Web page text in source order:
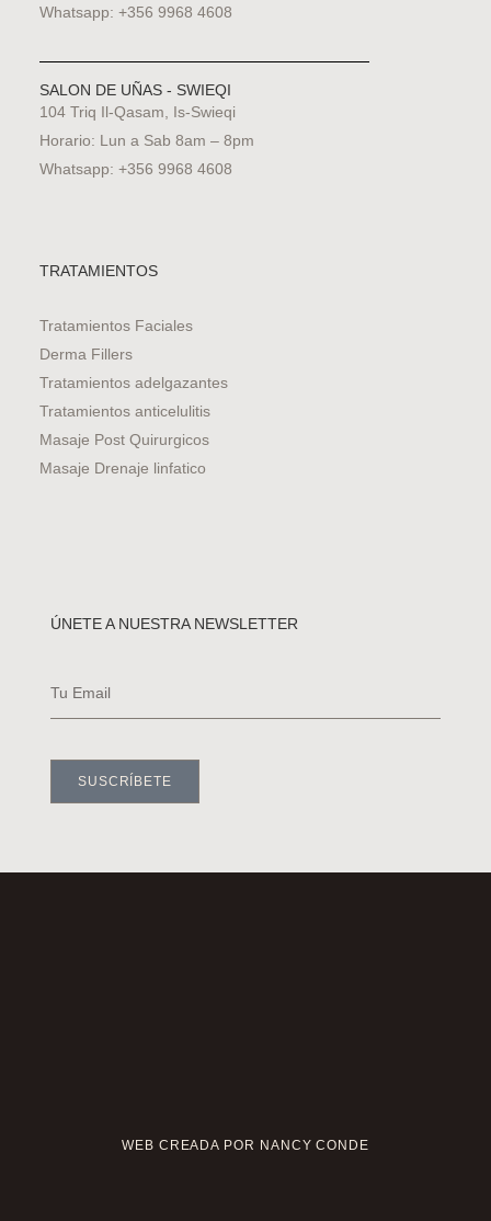
Whatsapp: +356 9968 4608
SALON DE UÑAS - SWIEQI
104 Triq Il-Qasam, Is-Swieqi
Horario: Lun a Sab 8am – 8pm
Whatsapp: +356 9968 4608
TRATAMIENTOS
Tratamientos Faciales
Derma Fillers
Tratamientos adelgazantes
Tratamientos anticelulitis
Masaje Post Quirurgicos
Masaje Drenaje linfatico
ÚNETE A NUESTRA NEWSLETTER
SUSCRÍBETE
WEB CREADA POR NANCY CONDE